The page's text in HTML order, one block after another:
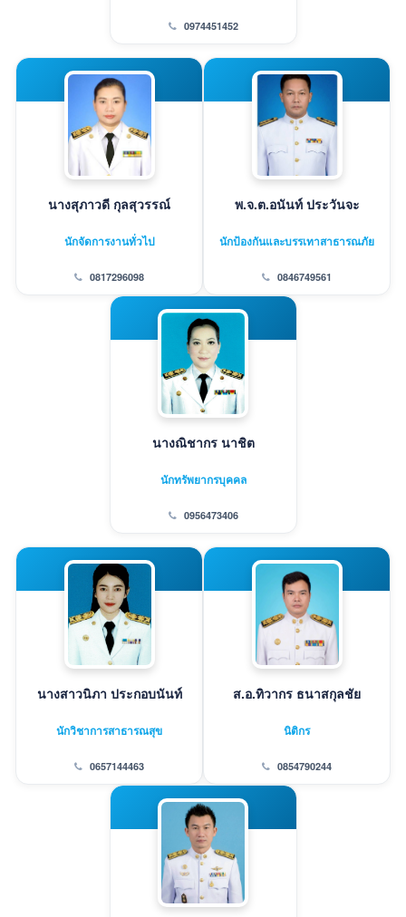
0974451452
นางสุภาวดี กุลสุวรรณ์
นักจัดการงานทั่วไป
0817296098
พ.จ.ต.อนันท์ ประวันจะ
นักป้องกันและบรรเทาสาธารณภัย
0846749561
นางณิชากร นาชิต
นักทรัพยากรบุคคล
0956473406
นางสาวนิภา ประกอบนันท์
นักวิชาการสาธารณสุข
0657144463
ส.อ.ทิวากร ธนาสกุลชัย
นิติกร
0854790244